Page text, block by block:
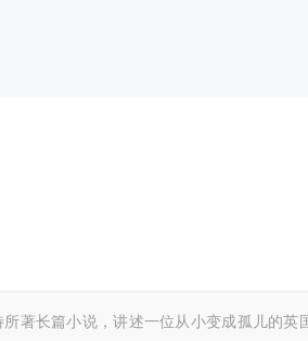
著长篇小说，讲述一位从小变成孤儿的英